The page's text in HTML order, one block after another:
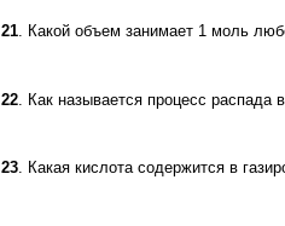
21. Какой объем занимает 1 моль
22 . Как называется процесс
23. Какая кислота содержится в